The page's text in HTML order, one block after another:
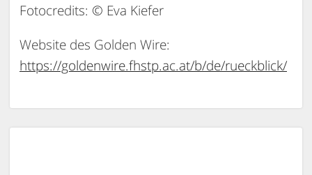
Fotocredits: © Eva Kiefer
Website des Golden Wire:
https://goldenwire.fhstp.ac.at/b/de/rueckblick/